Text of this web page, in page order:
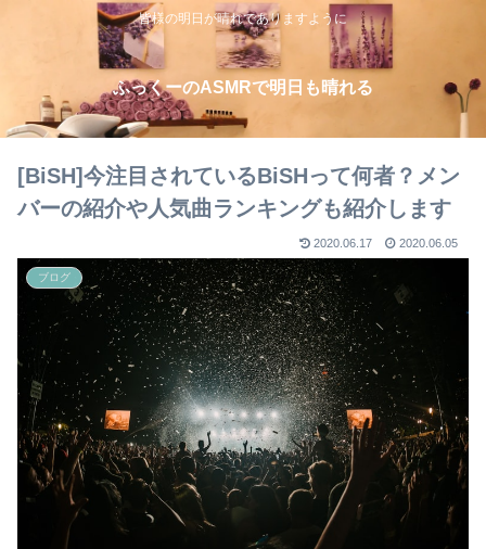
皆様の明日が晴れでありますように
ふっくーのASMRで明日も晴れる
[BiSH]今注目されているBiSHって何者？メン
バーの紹介や人気曲ランキングも紹介します
2020.06.17 2020.06.05
ブログ